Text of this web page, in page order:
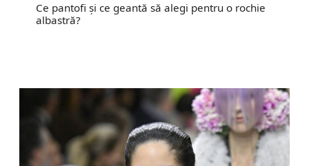
Ce pantofi și ce geantă să alegi pentru o rochie
albastră?